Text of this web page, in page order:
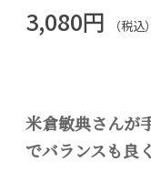
3,080円 （税込）
米倉敏典さんが
でバランスも良